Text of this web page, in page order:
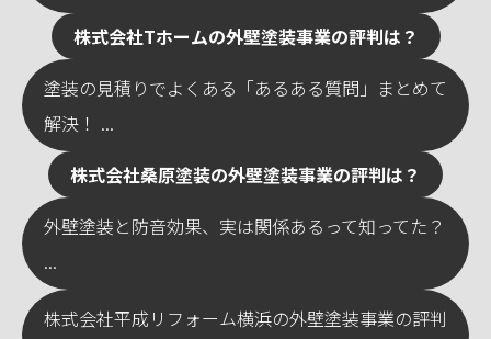
株式会社Tホームの外壁塗装事業の評判は？
塗装の見積りでよくある「あるある質問」まとめて
解決！ ...
株式会社桑原塗装の外壁塗装事業の評判は？
外壁塗装と防音効果、実は関係あるって知ってた？
...
株式会社平成リフォーム横浜の外壁塗装事業の評判